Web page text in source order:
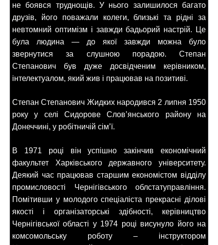
не боявся труднощів. У нього залишилося багато
друзів, його поважали колеги, близькі та рідні за
невтомний оптимізм і завжди бадьорий настрій. Це
була людина — до якої завжди можна було
звернутися за слушною порадою. Степан
Степанович був дуже досвідченим керівником,
інтелектуалом, який жив і працював на позитиві.
Степан Степанович Жидких народився 2 липня 1950
року у селі Сидорове Слов’янського району на
Донеччині, у робітничій сім’ї.
В 1971 році він успішно закінчив економічний
факультет Харківського державного університету.
Деякий час працював старшим економістом відділу
промисловості Чернігівського облстатуправління.
Помітивши у молодого спеціаліста прекрасні ділові
якості і організаторські здібності, керівництво
Чернігівської області у 1974 році висунуло його на
комсомольську роботу – інструктором